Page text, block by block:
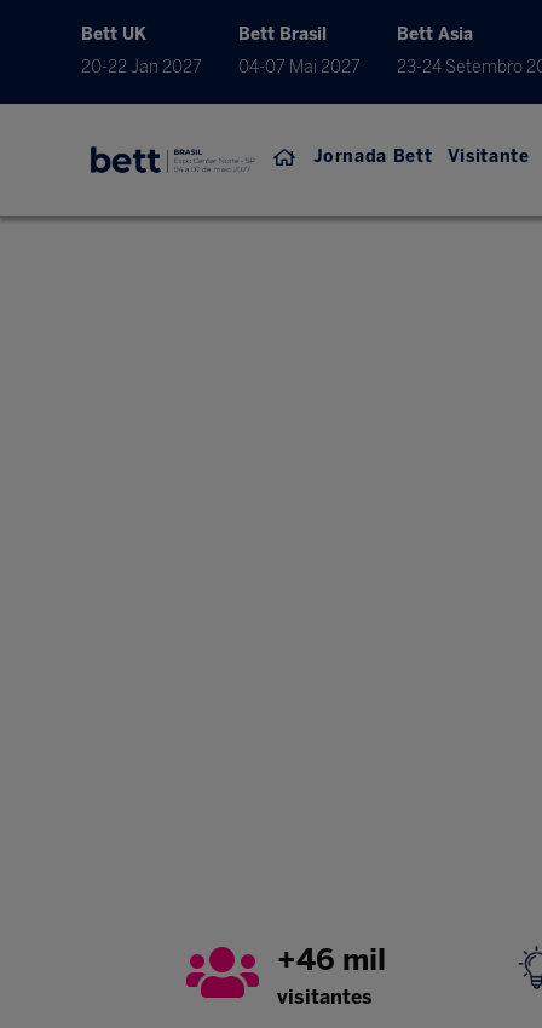
Bett UK
20-22 Jan 2027
Bett Brasil
04-07 Mai 2027
Bett Asia
23-24 Setembro
Jornada Bett Visitante
+46 mil
visitantes